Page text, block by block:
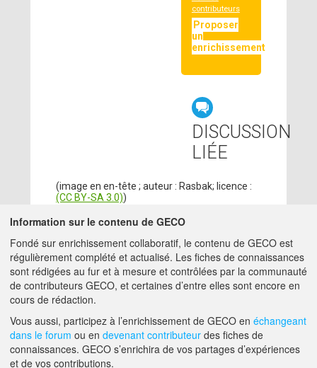
contributeurs
Proposer
un
enrichissement
DISCUSSION
LIÉE
(image en en-tête ; auteur : Rasbak; licence :
(CC BY-SA 3.0))
CONTRIBUTEURS
12/07/2018 ADMIN GECO
MATTHIEU.HIRSCHY@ACTA.ASSO.FR
A PROPOS DE GECO AIDE
F.A.Q.
Information sur le contenu de GECO
Fondé sur enrichissement collaboratif, le contenu de GECO est
régulièrement complété et actualisé. Les fiches de connaissances
sont rédigées au fur et à mesure et contrôlées par la communauté
de contributeurs GECO, et certaines d’entre elles sont encore en
cours de rédaction.
Vous aussi, participez à l’enrichissement de GECO en échangeant
dans le forum ou en devenant contributeur des fiches de
connaissances. GECO s’enrichira de vos partages d’expériences
et de vos contributions.